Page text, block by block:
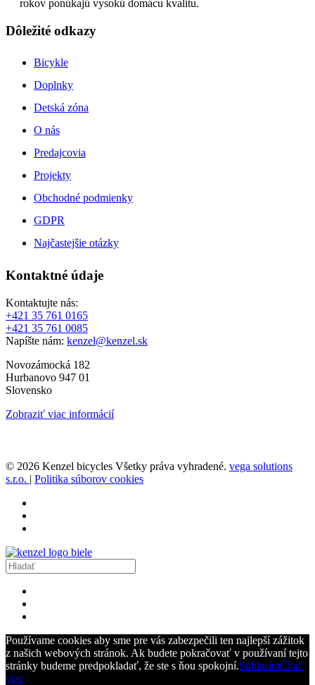
rokov ponúkajú vysokú domácu kvalitu.
Dôležité odkazy
Bicykle
Doplnky
Detská zóna
O nás
Predajcovia
Projekty
Obchodné podmienky
GDPR
Najčastejšie otázky
Kontaktné údaje
Kontaktujte nás:
+421 35 761 0165
+421 35 761 0085
Napíšte nám: kenzel@kenzel.sk
Novozámocká 182
Hurbanovo 947 01
Slovensko
Zobraziť viac informácií
© 2026 Kenzel bicycles Všetky práva vyhradené. vega solutions
s.r.o. | Politika súborov cookies
Používame cookies aby sme pre vás zabezpečili ten najlepší zážitok
z našich webových stránok. Ak budete pokračovať v používaní tejto
stránky budeme predpokladať, že ste s ňou spokojní.SúhlasímČítať
viac